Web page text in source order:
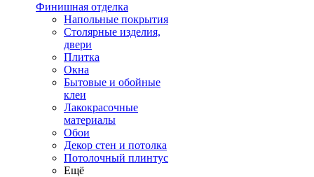
Финишная отделка
Напольные покрытия
Столярные изделия,
двери
Плитка
Окна
Бытовые и обойные
клеи
Лакокрасочные
материалы
Обои
Декор стен и потолка
Потолочный плинтус
Ещё